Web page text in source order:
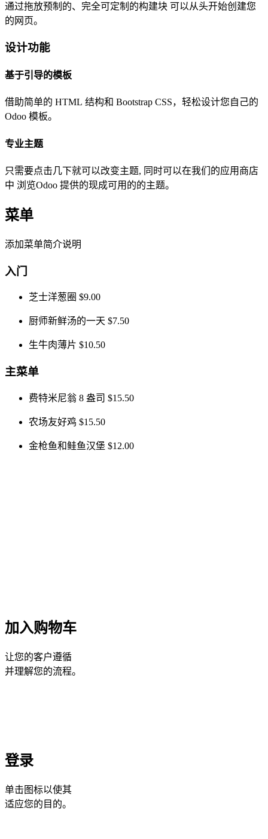
通过拖放预制的、完全可定制的构建块 可以从头开始创建您
的网页。
设计功能
基于引导的模板
借助简单的 HTML 结构和 Bootstrap CSS，轻松设计您自己的
Odoo 模板。
专业主题
只需要点击几下就可以改变主题, 同时可以在我们的应用商店
中 浏览Odoo 提供的现成可用的的主题。
菜单
添加菜单简介说明
入门
芝士洋葱圈 $9.00
厨师新鲜汤的一天 $7.50
生牛肉薄片 $10.50
主菜单
费特米尼翁 8 盎司 $15.50
农场友好鸡 $15.50
金枪鱼和鲑鱼汉堡 $12.00
加入购物车
让您的客户遵循
并理解您的流程。
登录
单击图标以使其
适应您的目的。